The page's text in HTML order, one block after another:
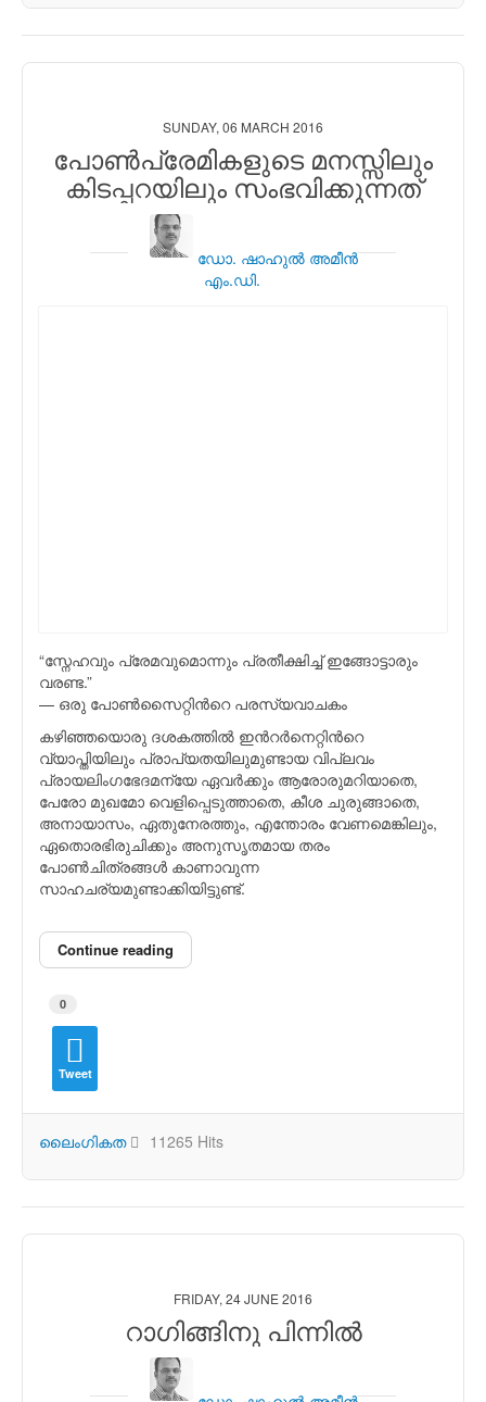
SUNDAY, 06 MARCH 2016
പോണ്‍പ്രേമികളുടെ മനസ്സിലും
കിടപ്പറയിലും സംഭവിക്കുന്നത്
ഡോ. ഷാഹുല്‍ അമീന്‍
എം.ഡി.
“സ്നേഹവും പ്രേമവുമൊന്നും പ്രതീക്ഷിച്ച് ഇങ്ങോട്ടാരും
വരണ്ട.”
— ഒരു പോണ്‍സൈറ്റിന്‍റെ പരസ്യവാചകം
കഴിഞ്ഞയൊരു ദശകത്തില്‍ ഇന്‍റര്‍നെറ്റിന്‍റെ
വ്യാപ്തിയിലും പ്രാപ്യതയിലുമുണ്ടായ വിപ്ലവം
പ്രായലിംഗഭേദമന്യേ ഏവര്‍ക്കും ആരോരുമറിയാതെ,
പേരോ മുഖമോ വെളിപ്പെടുത്താതെ, കീശ ചുരുങ്ങാതെ,
അനായാസം, ഏതുനേരത്തും, എന്തോരം വേണമെങ്കിലും,
ഏതൊരഭിരുചിക്കും അനുസൃതമായ തരം
പോണ്‍ചിത്രങ്ങള്‍ കാണാവുന്ന
സാഹചര്യമുണ്ടാക്കിയിട്ടുണ്ട്.
Continue reading
0
Tweet
ലൈംഗികത 11265 Hits
FRIDAY, 24 JUNE 2016
റാഗിങ്ങിനു പിന്നില്‍